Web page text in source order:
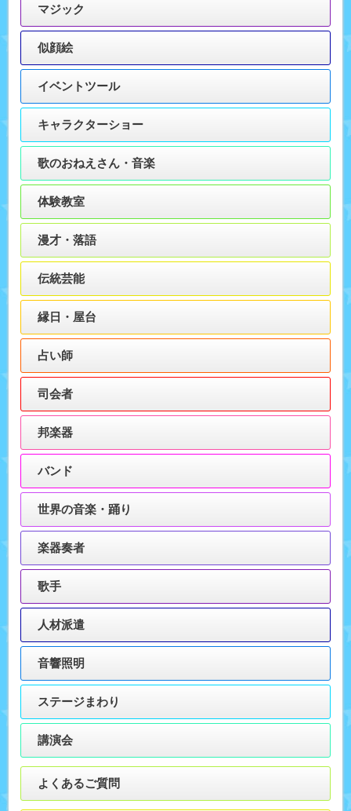
マジック
似顔絵
イベントツール
キャラクターショー
歌のおねえさん・音楽
体験教室
漫才・落語
伝統芸能
縁日・屋台
占い師
司会者
邦楽器
バンド
世界の音楽・踊り
楽器奏者
歌手
人材派遣
音響照明
ステージまわり
講演会
よくあるご質問